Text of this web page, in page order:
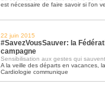
est nécessaire de faire savoir si l'on
22 juin 2015
#SavezVousSauver: la
campagne
Sensibilisation aux gestes qui sauvent
A la veille des départs en vacances,
Cardiologie communique